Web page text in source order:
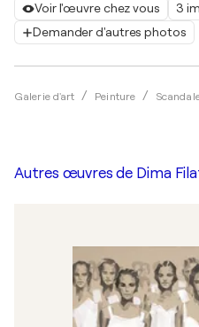
Voir l'œuvre chez vous
3
Demander d'autres photos
Galerie d'art Peinture
Autres œuvres de Dima